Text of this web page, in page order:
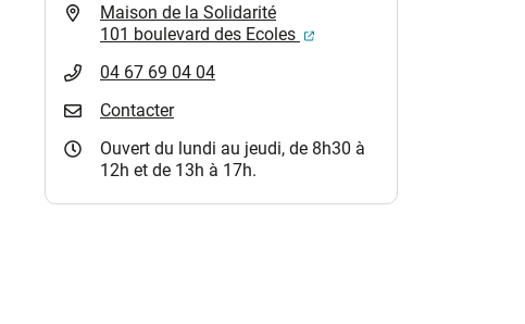
Maison de la Solidarité
101 boulevard des Ecoles
(ouverture dans un nouvel
04 67 69 04 04
Contacter
Ouvert du lundi au jeudi, de 8h30 à
12h et de 13h à 17h.